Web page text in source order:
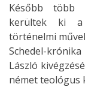
Később több
kerültek ki a
történelmi
Schedel-
László
német teológus